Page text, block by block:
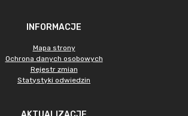
INFORMACJE
Mapa strony
Ochrona danych osobowych
Rejestr zmian
Statystyki odwiedzin